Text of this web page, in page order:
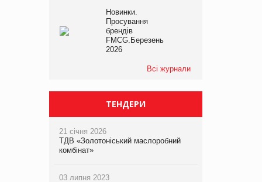
Новинки.
Просування
брендів
FMCG.Березень
2026
Всі журнали
ТЕНДЕРИ
21 січня 2026
ТДВ «Золотоніський маслоробний
комбінат»
03 липня 2023